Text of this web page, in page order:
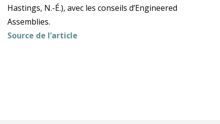
Hastings, N.-É.), avec les conseils d’Engineered
Assemblies.
Source de l’article